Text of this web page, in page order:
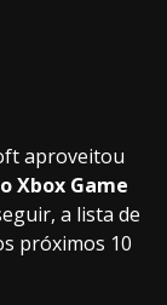
aproveitou
Xbox Game
a lista de
próximos 10